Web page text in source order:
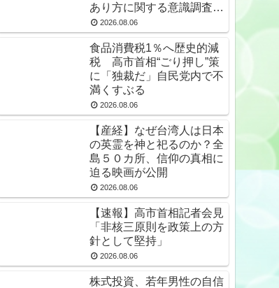
あり方に関する意識調査で
見えた意外な結果とは
2026.08.06
食品消費税1％へ歴史的減
税 高市首相“ごり押し”策
に「独裁だ」自民党内で不
満くすぶる
2026.08.06
【産経】なぜ台湾人は日本
の英霊を神と祀るのか？全
島５０カ所、信仰の真相に
迫る映画が公開
2026.08.06
【速報】高市首相記者会見
「非核三原則を政策上の方
針として堅持」
2026.08.06
株式投資、若年男性の自信